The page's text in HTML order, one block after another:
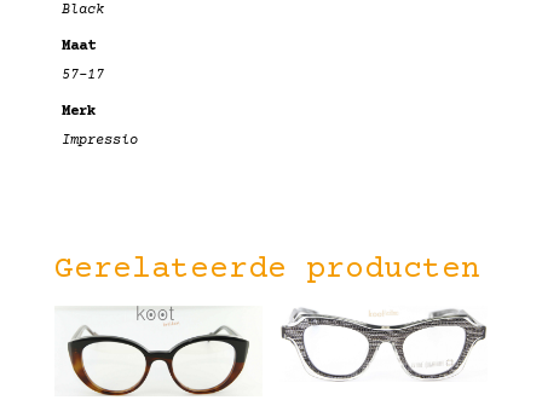
Black
Maat
57-17
Merk
Impressio
Gerelateerde producten